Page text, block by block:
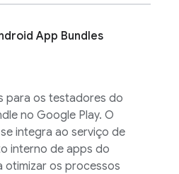
App Bundles
para os testadores do
no Google Play. O
se integra ao serviço de
interno de apps do
otimizar os processos